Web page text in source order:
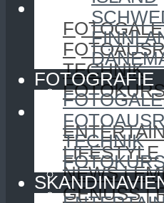
FOTOGRAFIE
TECHNIK
LIFESTYLE
NEWS |
GENUSS |
FOTOGRAFIE
TECHNIK